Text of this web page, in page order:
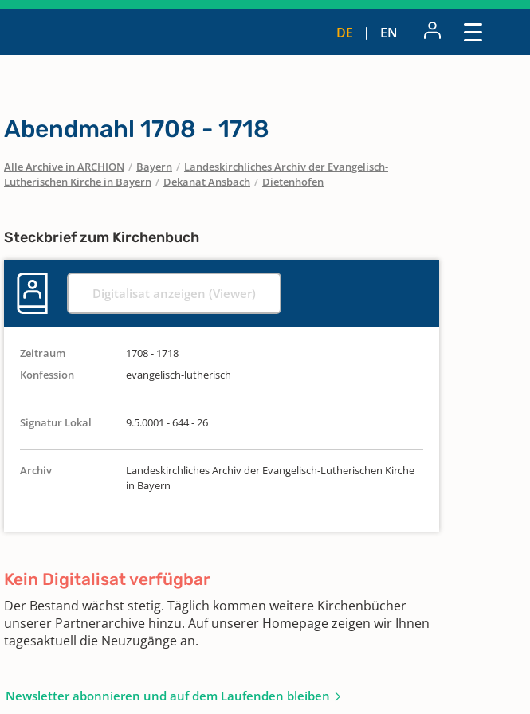
DE EN
Abendmahl 1708 - 1718
Alle Archive in ARCHION / Bayern / Landeskirchliches Archiv der Evangelisch-
Lutherischen Kirche in Bayern / Dekanat Ansbach / Dietenhofen
Steckbrief zum Kirchenbuch
Digitalisat anzeigen (Viewer)
Zeitraum
1708 - 1718
Konfession
evangelisch-lutherisch
Signatur Lokal 9.5.0001 - 644 - 26
Archiv
Landeskirchliches Archiv der Evangelisch-Lutherischen Kirche
in Bayern
Kein Digitalisat verfügbar
Der Bestand wächst stetig. Täglich kommen weitere Kirchenbücher
unserer Partnerarchive hinzu. Auf unserer Homepage zeigen wir Ihnen
tagesaktuell die Neuzugänge an.
Newsletter abonnieren und auf dem Laufenden bleiben